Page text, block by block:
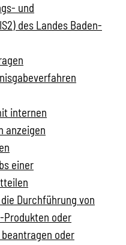
und
des Landes Baden-
internen
anzeigen
einer
Durchführung von
Produkten oder
oder